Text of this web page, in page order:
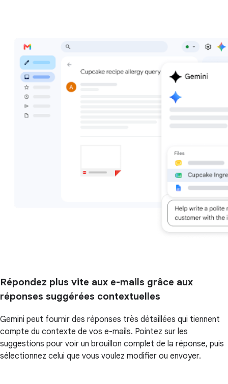
Répondez plus vite aux e-mails grâce aux
réponses suggérées contextuelles
Gemini peut fournir des réponses très détaillées qui tiennent
compte du contexte de vos e-mails. Pointez sur les
suggestions pour voir un brouillon complet de la réponse, puis
sélectionnez celui que vous voulez modifier ou envoyer.